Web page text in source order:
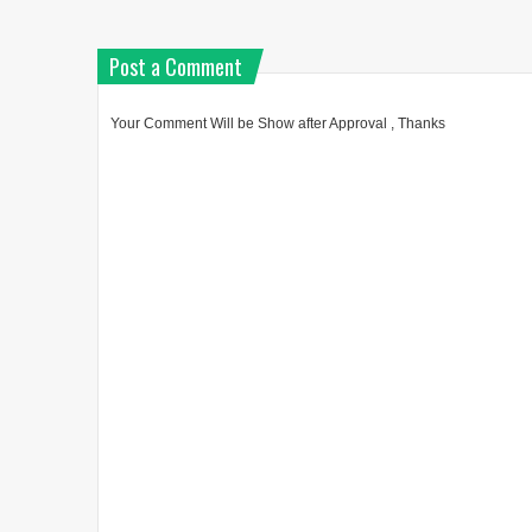
Post a Comment
Your Comment Will be Show after Approval , Thanks